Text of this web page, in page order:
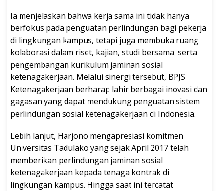
Ia menjelaskan bahwa kerja sama ini tidak hanya
berfokus pada penguatan perlindungan bagi pekerja
di lingkungan kampus, tetapi juga membuka ruang
kolaborasi dalam riset, kajian, studi bersama, serta
pengembangan kurikulum jaminan sosial
ketenagakerjaan. Melalui sinergi tersebut, BPJS
Ketenagakerjaan berharap lahir berbagai inovasi dan
gagasan yang dapat mendukung penguatan sistem
perlindungan sosial ketenagakerjaan di Indonesia.
Lebih lanjut, Harjono mengapresiasi komitmen
Universitas Tadulako yang sejak April 2017 telah
memberikan perlindungan jaminan sosial
ketenagakerjaan kepada tenaga kontrak di
lingkungan kampus. Hingga saat ini tercatat